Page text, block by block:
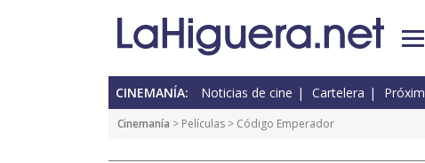
CINEMANÍA: Noticias de cine Cartelera
Cinemanía > Películas > Código Emperador